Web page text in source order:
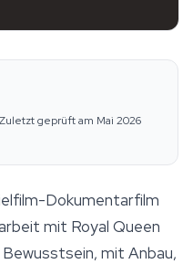
Zuletzt geprüft am Mai 2026
Dokumentarfilm
mit Royal Queen
mit Anbau,